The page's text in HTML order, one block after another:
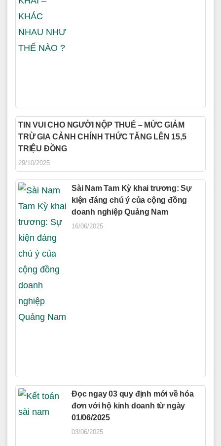
TIN VUI CHO NGƯỜI NỘP THUẾ – MỨC GIẢM
TRỪ GIA CẢNH CHÍNH THỨC TĂNG LÊN 15,5
TRIỆU ĐỒNG
29/10/2025
Sài Nam Tam Kỳ khai trương: Sự
kiện đáng chú ý của cộng đồng
doanh nghiệp Quảng Nam
16/06/2025
Đọc ngay 03 quy định mới về hóa
đơn với hộ kinh doanh từ ngày
01/06/2025
03/06/2025